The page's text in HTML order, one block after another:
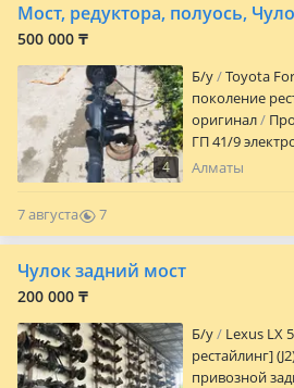
Мост, редуктора, полуось,
500 000 ₸
4
Б/y
Toyota
поколение
оригинал
ГП 41/9
Возможно
Алматы
7 августа
7
0
Чулок задний мост
200 000 ₸
Б/y
Lexus LX
рестайлинг]
привозной